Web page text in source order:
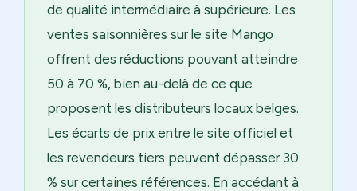
de qualité intermédiaire à supérieure. Les
ventes saisonnières sur le site Mango
offrent des réductions pouvant atteindre
50 à 70 %, bien au-delà de ce que
proposent les distributeurs locaux belges.
Les écarts de prix entre le site officiel et
les revendeurs tiers peuvent dépasser 30
% sur certaines références. En accédant à